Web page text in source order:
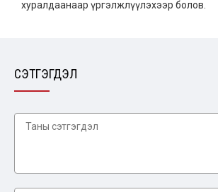
хуралдаанаар үргэлжлүүлэхээр болов.
СЭТГЭГДЭЛ